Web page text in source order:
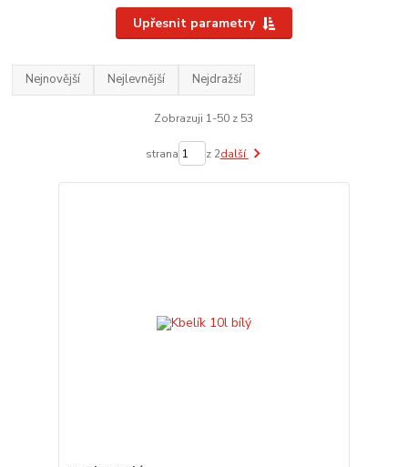
Upřesnit parametry
Nejnovější Nejlevnější Nejdražší
Zobrazuji 1-50 z 53
strana z 2další